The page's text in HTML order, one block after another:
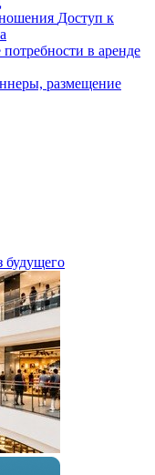
Доступ к
в аренде
размещение